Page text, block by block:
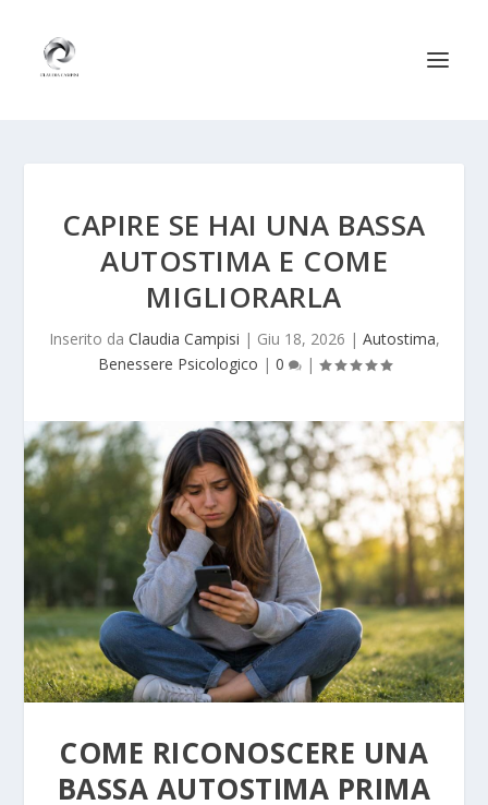
CAPIRE SE HAI UNA BASSA
AUTOSTIMA E COME
MIGLIORARLA
Inserito da Claudia Campisi | Giu 18, 2026 | Autostima,
Benessere Psicologico | 0 |
COME RICONOSCERE UNA
BASSA AUTOSTIMA PRIMA